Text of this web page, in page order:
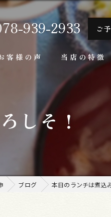
939-2933 ご
客様の声 当店の特徴
隠れ家
ランチ
しそ！
ブログ 本日のランチは煮込